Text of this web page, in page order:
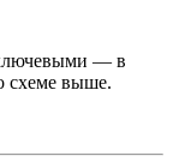
— в
схеме выше.